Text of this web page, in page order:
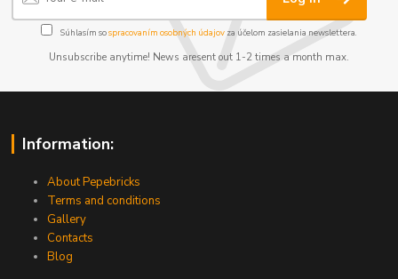
Súhlasím sospracovaním osobných údajov za účelom zasielania newslettera.
Unsubscribe anytime! News aresent out 1-2 times a month max.
Information:
About Pepebricks
Terms and conditions
Gallery
Contacts
Blog